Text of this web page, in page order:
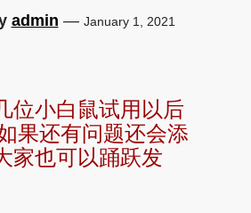
admin — January 1, 2021
位小白鼠试用以后
果还有问题还会添
家也可以踊跃发